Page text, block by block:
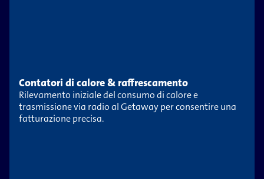
Contatori di calore & raffrescamento
Rilevamento iniziale del consumo di calore e
trasmissione via radio al Getaway per consentire una
fatturazione precisa.